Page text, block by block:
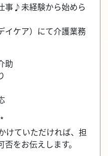
事♪未経験から始めら
イケア）にて介護業務
助
けていただければ、担
をお伝えします。